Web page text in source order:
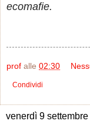
ecomafie.
prof alle 02:30
Condividi
venerdì 9